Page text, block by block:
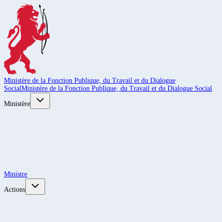
Ministère de la Fonction Publique, du Travail et du Dialogue
SocialMinistère de la Fonction Publique, du Travail et du Dialogue Social
Ministère
Ministre
Actions